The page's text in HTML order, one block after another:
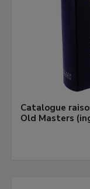
Catalogue
Old Masters